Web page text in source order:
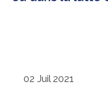
02 Juil 2021